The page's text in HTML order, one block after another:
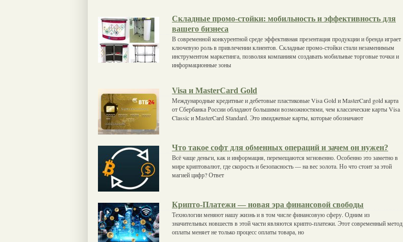
Складные промо-стойки: мобильность и эффективность для
вашего бизнеса
В современной конкурентной среде эффективная презентация продукции и бренда играет
ключевую роль в привлечении клиентов. Складные промо-стойки стали незаменимым
инструментом маркетинга, позволяя компаниям создавать мобильные торговые точки и
информационные зоны
Visa и MasterCard Gold
Международные кредитные и дебетовые пластиковые Visa Gold и MasterCard gold карта
от Сбербанка России обладают большими возможностями, чем классические карты Visa
Classic и MasterCard Standard. Это имиджевые карты, которые обозначают
Что такое софт для обменных операций и зачем он нужен?
Всё чаще деньги, как и информация, перемещаются мгновенно. Особенно это заметно в
мире криптовалют, где скорость и безопасность — на вес золота. Но что стоит за этой
магией цифр? Ответ
Крипто-Платежи — новая эра финансовой свободы
Технологии меняют нашу жизнь и в том числе финансовую сферу. Одним из
значительных новшеств в этой части являются крипто-платежи. Этот современный метод
оплаты меняет не только процесс оплаты товара, но